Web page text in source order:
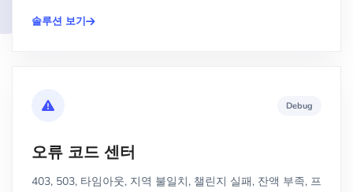
솔루션 보기
Debug
오류 코드 센터
403, 503, 타임아웃, 지역 불일치, 챌린지 실패, 잔액 부족, 프